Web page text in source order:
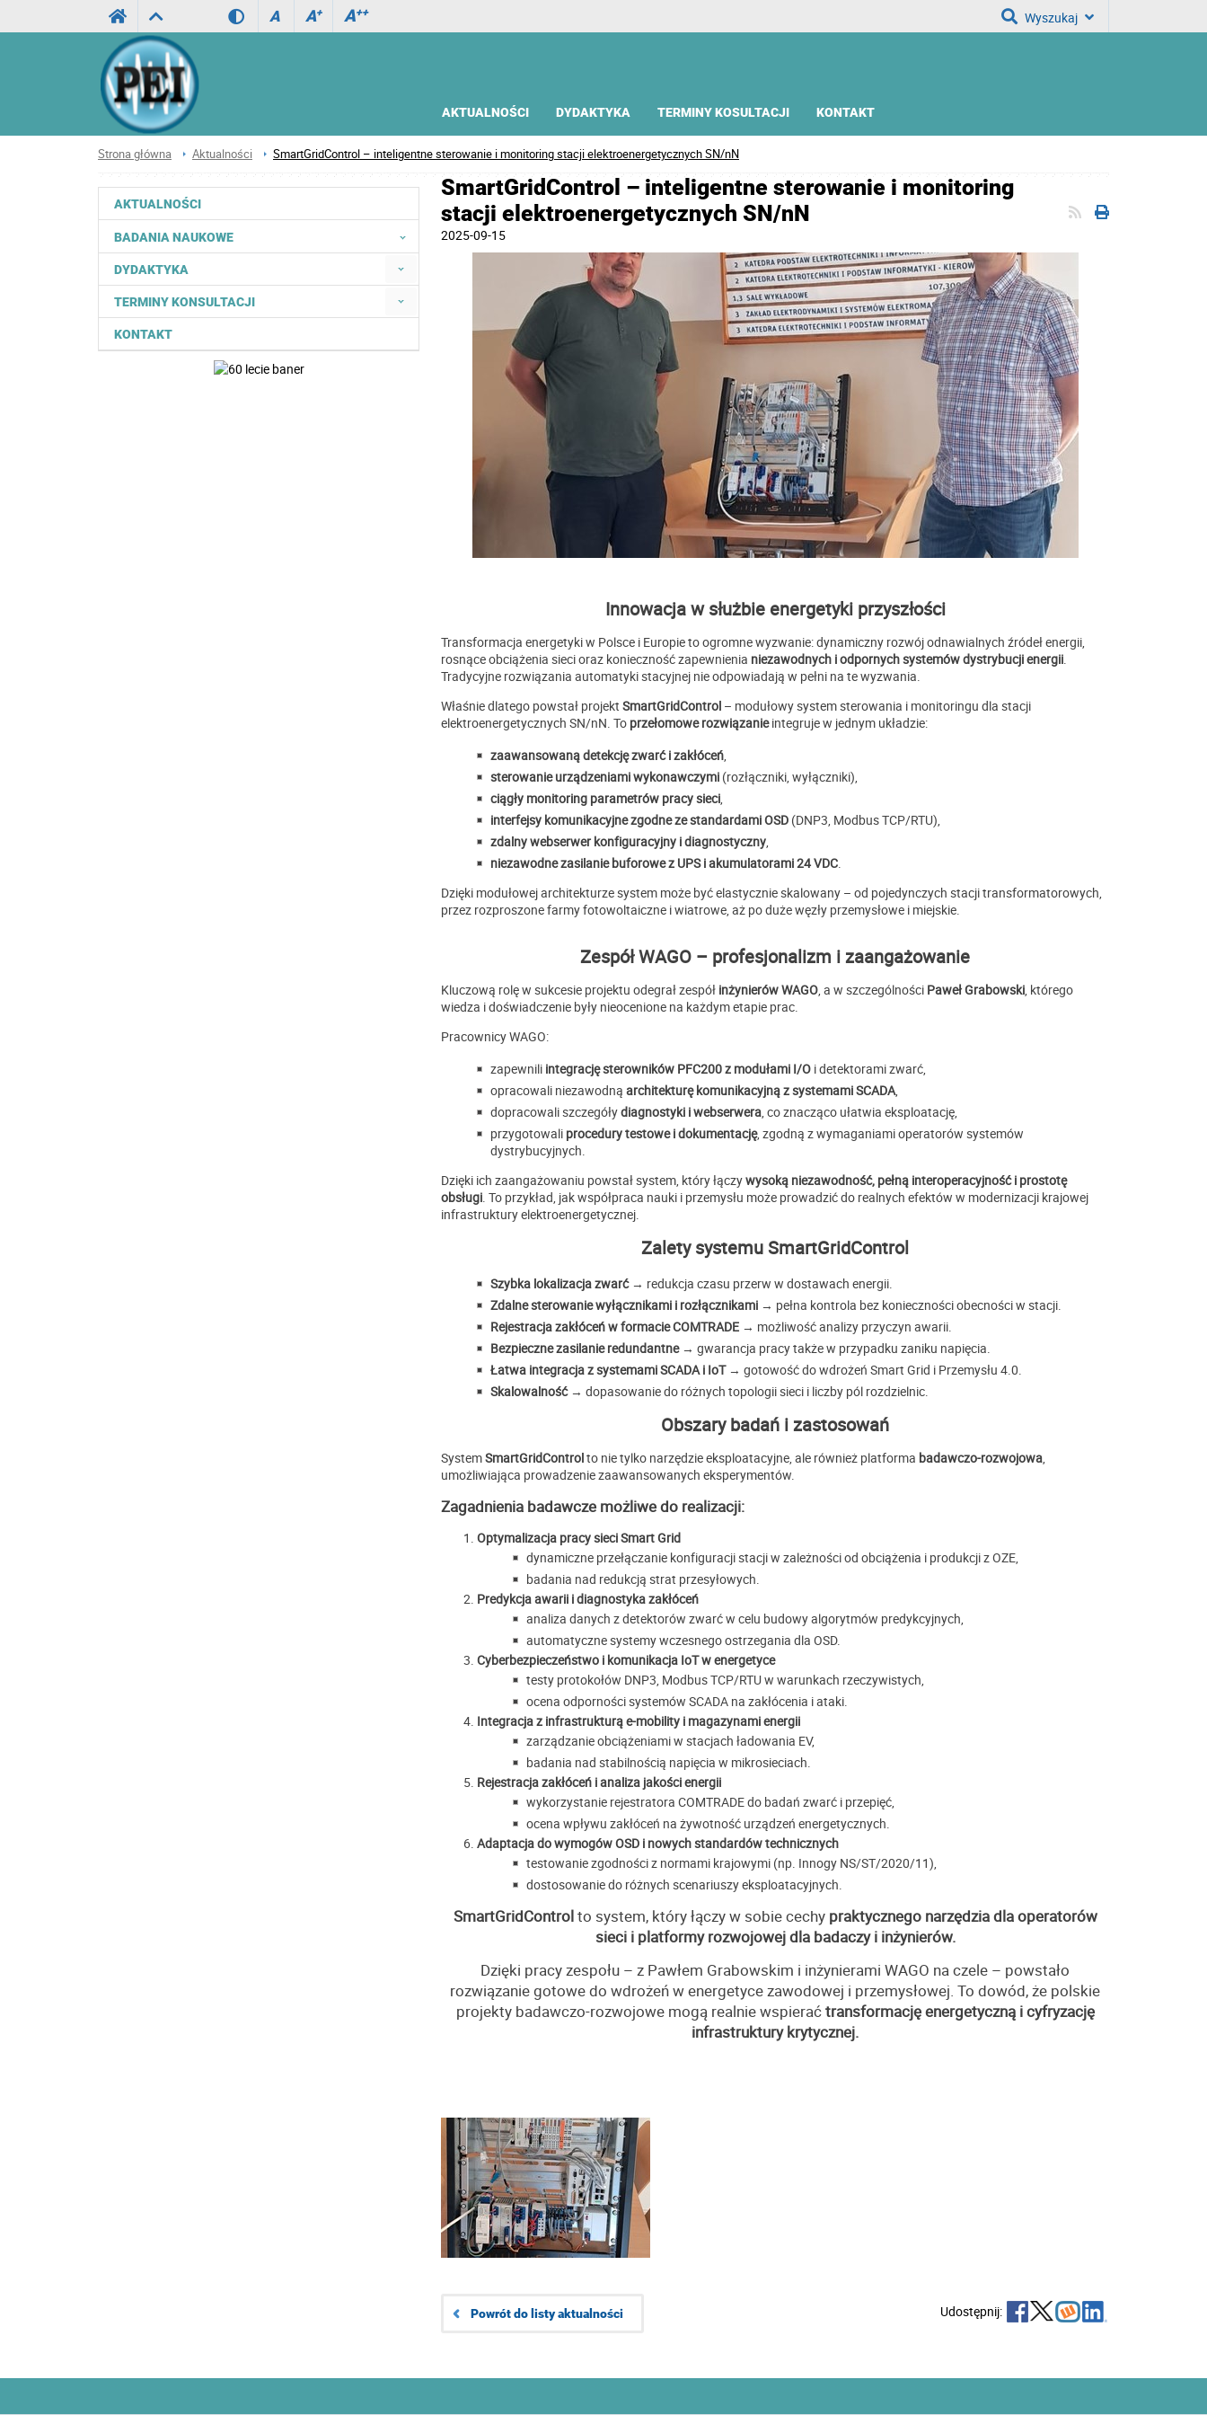
A A+ A++ Wyszukaj
AKTUALNOŚCI DYDAKTYKA TERMINY KOSULTACJI KONTAKT
Strona główna Aktualności SmartGridControl – inteligentne sterowanie i monitoring stacji elektroenergetycznych SN/nN
AKTUALNOŚCI
BADANIA NAUKOWE
DYDAKTYKA
TERMINY KONSULTACJI
KONTAKT
SmartGridControl – inteligentne sterowanie i monitoring
stacji elektroenergetycznych SN/nN
2025-09-15
Innowacja w służbie energetyki przyszłości
Transformacja energetyki w Polsce i Europie to ogromne wyzwanie: dynamiczny rozwój odnawialnych źródeł energii,
rosnące obciążenia sieci oraz konieczność zapewnienia niezawodnych i odpornych systemów dystrybucji energii.
Tradycyjne rozwiązania automatyki stacyjnej nie odpowiadają w pełni na te wyzwania.
Właśnie dlatego powstał projekt SmartGridControl – modułowy system sterowania i monitoringu dla stacji
elektroenergetycznych SN/nN. To przełomowe rozwiązanieintegruje w jednym układzie:
zaawansowaną detekcję zwarć i zakłóceń,
sterowanie urządzeniami wykonawczymi (rozłączniki, wyłączniki),
ciągły monitoring parametrów pracy sieci,
interfejsy komunikacyjne zgodne ze standardami OSD (DNP3, Modbus TCP/RTU),
zdalny webserwer konfiguracyjny i diagnostyczny,
niezawodne zasilanie buforowe z UPS i akumulatorami 24 VDC.
Dzięki modułowej architekturze system może być elastycznie skalowany – od pojedynczych stacji transformatorowych,
przez rozproszone farmy fotowoltaiczne i wiatrowe, aż po duże węzły przemysłowe i miejskie.
Zespół WAGO – profesjonalizm i zaangażowanie
Kluczową rolę w sukcesie projektu odegrał zespół inżynierów WAGO, a w szczególności Paweł Grabowski, którego
wiedza i doświadczenie były nieocenione na każdym etapie prac.
Pracownicy WAGO:
zapewnili integrację sterowników PFC200 z modułami I/O i detektorami zwarć,
opracowali niezawodną architekturę komunikacyjną z systemami SCADA,
dopracowali szczegółydiagnostyki i webserwera, co znacząco ułatwia eksploatację,
przygotowali procedury testowe i dokumentację, zgodną z wymaganiami operatorów systemów
dystrybucyjnych.
Dzięki ich zaangażowaniu powstał system, który łączywysoką niezawodność, pełną interoperacyjność i prostotę
obsługi. To przykład, jak współpraca nauki i przemysłu może prowadzić do realnych efektów w modernizacji krajowej
infrastruktury elektroenergetycznej.
Zalety systemu SmartGridControl
Szybka lokalizacja zwarć→ redukcja czasu przerw w dostawach energii.
Zdalne sterowanie wyłącznikami i rozłącznikami → pełna kontrola bez konieczności obecności w stacji.
Rejestracja zakłóceń w formacie COMTRADE → możliwość analizy przyczyn awarii.
Bezpieczne zasilanie redundantne→ gwarancja pracy także w przypadku zaniku napięcia.
Łatwa integracja z systemami SCADA i IoT→ gotowość do wdrożeń Smart Grid i Przemysłu 4.0.
Skalowalność→ dopasowanie do różnych topologii sieci i liczby pól rozdzielnic.
Obszary badań i zastosowań
SystemSmartGridControlto nie tylko narzędzie eksploatacyjne, ale również platforma badawczo-rozwojowa,
umożliwiająca prowadzenie zaawansowanych eksperymentów.
Zagadnienia badawcze możliwe do realizacji:
Optymalizacja pracy sieci Smart Grid
dynamiczne przełączanie konfiguracji stacji w zależności od obciążenia i produkcji z OZE,
badania nad redukcją strat przesyłowych.
Predykcja awarii i diagnostyka zakłóceń
analiza danych z detektorów zwarć w celu budowy algorytmów predykcyjnych,
automatyczne systemy wczesnego ostrzegania dla OSD.
Cyberbezpieczeństwo i komunikacja IoT w energetyce
testy protokołów DNP3, Modbus TCP/RTU w warunkach rzeczywistych,
ocena odporności systemów SCADA na zakłócenia i ataki.
Integracja z infrastrukturą e-mobility i magazynami energii
zarządzanie obciążeniami w stacjach ładowania EV,
badania nad stabilnością napięcia w mikrosieciach.
Rejestracja zakłóceń i analiza jakości energii
wykorzystanie rejestratora COMTRADE do badań zwarć i przepięć,
ocena wpływu zakłóceń na żywotność urządzeń energetycznych.
Adaptacja do wymogów OSD i nowych standardów technicznych
testowanie zgodności z normami krajowymi (np. Innogy NS/ST/2020/11),
dostosowanie do różnych scenariuszy eksploatacyjnych.
SmartGridControlto system, który łączy w sobie cechy praktycznego narzędzia dla operatorów
sieci i platformy rozwojowej dla badaczy i inżynierów.
Dzięki pracy zespołu – z Pawłem Grabowskim i inżynierami WAGO na czele – powstało
rozwiązanie gotowe do wdrożeń w energetyce zawodowej i przemysłowej. To dowód, że polskie
projekty badawczo-rozwojowe mogą realnie wspieraćtransformację energetyczną i cyfryzację
infrastruktury krytycznej.
Udostępnij:
Powrót do listy aktualności